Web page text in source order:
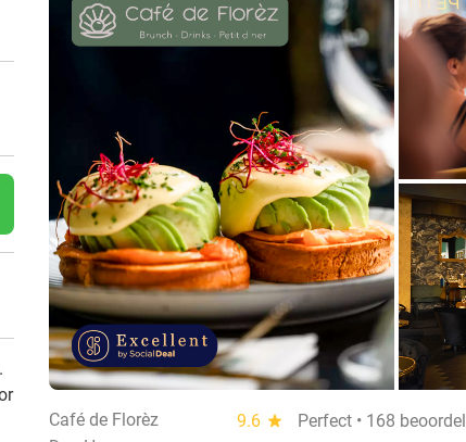
Café de Florèz 9.6 star
Perfect • 168